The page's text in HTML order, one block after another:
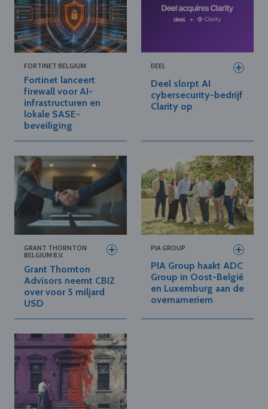
FORTINET BELGIUM
Fortinet lanceert
firewall voor AI-
infrastructuren en
lokale SASE-
beveiliging
DEEL
Deel slorpt AI
cybersecurity-bedrijf
Clarity op
GRANT THORNTON
BELGIUM B.V.
Grant Thornton
Advisors neemt CBIZ
over voor 5 miljard
USD
PIA GROUP
PIA Group haakt ADC
Group in Oost-België
en Luxemburg aan de
overnameriem